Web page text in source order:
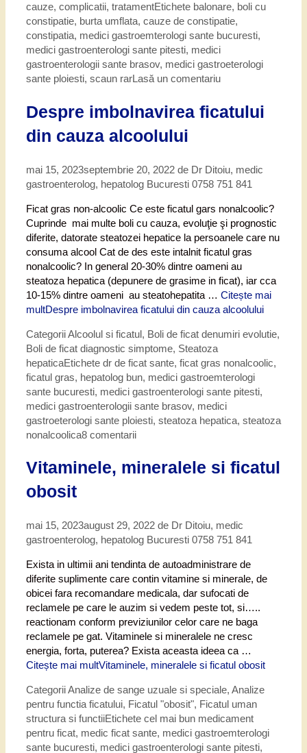
cauze, complicatii, tratamentEtichete balonare, boli cu
constipatie, burta umflata, cauze de constipatie,
constipatia, medici gastroemterologi sante bucuresti,
medici gastroenterologi sante pitesti, medici
gastroenterologii sante brasov, medici gastroeterologi
sante ploiesti, scaun rarLasă un comentariu
Despre imbolnavirea ficatului
din cauza alcoolului
mai 15, 2023septembrie 20, 2022 de Dr Ditoiu, medic
gastroenterolog, hepatolog Bucuresti 0758 751 841
Ficat gras non-alcoolic Ce este ficatul gars nonalcoolic?
Cuprinde mai multe boli cu cauza, evoluţie şi prognostic
diferite, datorate steatozei hepatice la persoanele care nu
consuma alcool Cat de des este intalnit ficatul gras
nonalcoolic? In general 20-30% dintre oameni au
steatoza hepatica (depunere de grasime in ficat), iar cca
10-15% dintre oameni au steatohepatita … Citește mai
multDespre imbolnavirea ficatului din cauza alcoolului
CategoriiAlcoolul si ficatul, Boli de ficat denumiri evolutie,
Boli de ficat diagnostic simptome, Steatoza
hepaticaEtichete dr de ficat sante, ficat gras nonalcoolic,
ficatul gras, hepatolog bun, medici gastroemterologi
sante bucuresti, medici gastroenterologi sante pitesti,
medici gastroenterologii sante brasov, medici
gastroeterologi sante ploiesti, steatoza hepatica, steatoza
nonalcoolica8 comentarii
Vitaminele, mineralele si ficatul
obosit
mai 15, 2023august 29, 2022 de Dr Ditoiu, medic
gastroenterolog, hepatolog Bucuresti 0758 751 841
Exista in ultimii ani tendinta de autoadministrare de
diferite suplimente care contin vitamine si minerale, de
obicei fara recomandare medicala, dar sufocati de
reclamele pe care le auzim si vedem peste tot, si…..
reactionam conform previziunilor celor care ne baga
reclamele pe gat. Vitaminele si mineralele ne cresc
energia, forta, puterea? Exista aceasta ideea ca …
Citește mai multVitaminele, mineralele si ficatul obosit
CategoriiAnalize de sange uzuale si speciale, Analize
pentru functia ficatului, Ficatul "obosit", Ficatul uman
structura si functiiEtichete cel mai bun medicament
pentru ficat, medic ficat sante, medici gastroemterologi
sante bucuresti, medici gastroenterologi sante pitesti,